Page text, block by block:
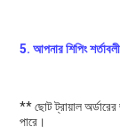
5. আপনার শিপিং
** ছোট ট্রায়াল
পারে।